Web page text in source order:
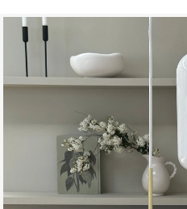
Μετάβαση
στο
τέλος
της
εικόνων